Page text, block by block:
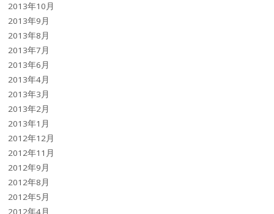
2013年10月
2013年9月
2013年8月
2013年7月
2013年6月
2013年4月
2013年3月
2013年2月
2013年1月
2012年12月
2012年11月
2012年9月
2012年8月
2012年5月
2012年4月